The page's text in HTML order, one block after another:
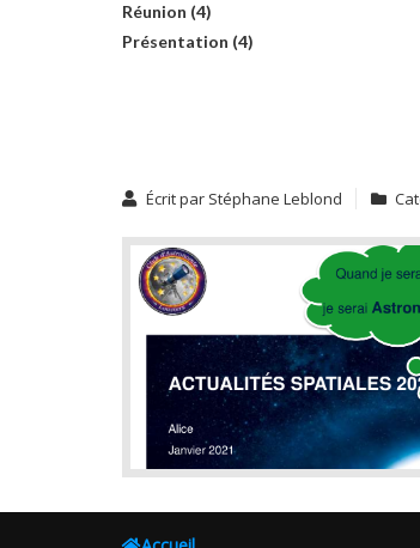
Réunion (4)
Présentation (4)
Écrit par Stéphane Leblond